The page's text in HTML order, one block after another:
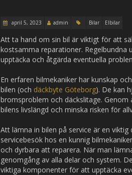
april 5, 2023 admin Bilar Elbilar
Att ta hand om sin bil är viktigt för att
kostsamma reparationer. Regelbundna
upptäcka och åtgärda eventuella
En erfaren bilmekaniker har kunskap
bilen (och däckbyte Göteborg). De kan
bromsproblem och däckslitage.
bilens livslängd och minska risken för
Att lämna in bilen på service är en
servicebesök hos en kunnig
och dyrbara att reparera. När man
genomgång av alla delar och system.
viktiga komponenter för att upptäcka